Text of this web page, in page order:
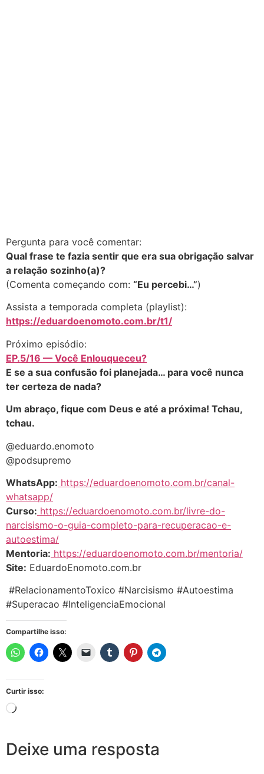
Pergunta para você comentar:
Qual frase te fazia sentir que era sua obrigação salvar
a relação sozinho(a)?
(Comenta começando com: “Eu percebi…”)
Assista a temporada completa (playlist):
https://eduardoenomoto.com.br/t1/
Próximo episódio:
EP.5/16 — Você Enlouqueceu?
E se a sua confusão foi planejada… para você nunca
ter certeza de nada?
Um abraço, fique com Deus e até a próxima! Tchau,
tchau.
@eduardo.enomoto
@podsupremo
WhatsApp: https://eduardoenomoto.com.br/canal-
whatsapp/
Curso: https://eduardoenomoto.com.br/livre-do-
narcisismo-o-guia-completo-para-recuperacao-e-
autoestima/
Mentoria: https://eduardoenomoto.com.br/mentoria/
Site: EduardoEnomoto.com.br
#RelacionamentoToxico #Narcisismo #Autoestima
#Superacao #InteligenciaEmocional
Compartilhe isso:
Curtir isso:
Deixe uma resposta